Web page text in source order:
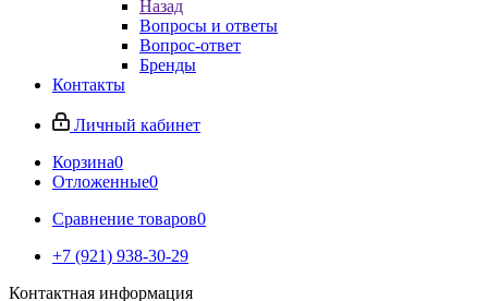
Назад
Вопросы и ответы
Вопрос-ответ
Бренды
Контакты
Личный кабинет
Корзина0
Отложенные0
Сравнение товаров0
+7 (921) 938-30-29
Контактная информация